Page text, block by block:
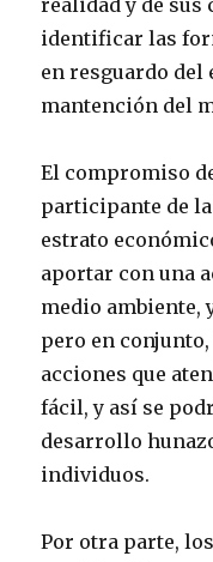
realidad y de sus
identificar las
en resguardo del
mantención del
El compromiso
participante de
estrato
aportar con una
medio ambiente,
pero en
acciones que
fácil, y así se
desarrollo
individuos.
Por otra parte,